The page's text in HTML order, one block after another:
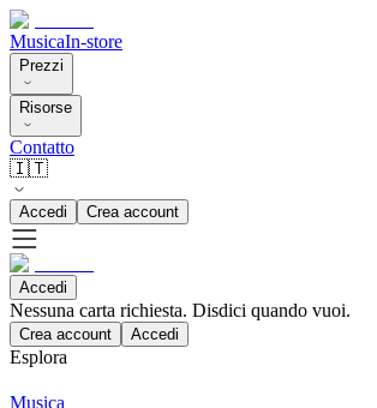
MusicaIn-store
Prezzi
Risorse
Contatto
🇮🇹
Accedi Crea account
Accedi
Nessuna carta richiesta. Disdici quando vuoi.
Crea account Accedi
Esplora
Musica